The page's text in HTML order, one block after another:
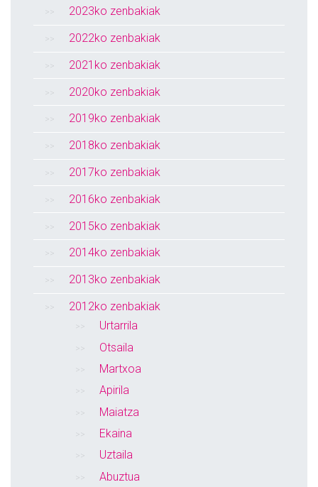
2023ko zenbakiak
2022ko zenbakiak
2021ko zenbakiak
2020ko zenbakiak
2019ko zenbakiak
2018ko zenbakiak
2017ko zenbakiak
2016ko zenbakiak
2015ko zenbakiak
2014ko zenbakiak
2013ko zenbakiak
2012ko zenbakiak
Urtarrila
Otsaila
Martxoa
Apirila
Maiatza
Ekaina
Uztaila
Abuztua